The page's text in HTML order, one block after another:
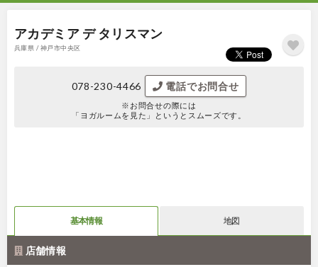
アカデミア デ タリスマン
兵庫県 / 神戸市中央区
078-230-4466 電話でお問合せ
※お問合せの際には
「ヨガルームを見た」というとスムーズです。
基本情報 地図
店舗情報